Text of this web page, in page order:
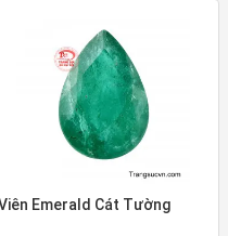
Emerald Cát Tường